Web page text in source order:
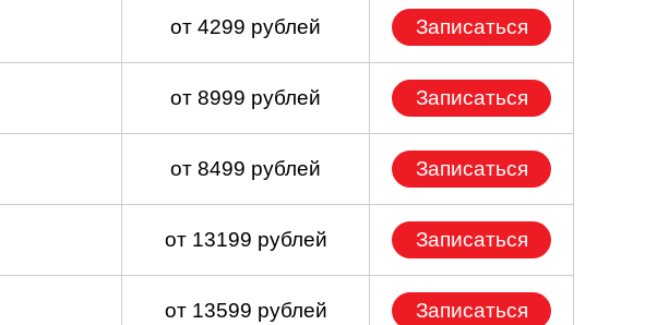
от 4299 рублей Записаться
от 8999 рублей Записаться
от 8499 рублей Записаться
от 13199 рублей Записаться
от 13599 рублей Записаться